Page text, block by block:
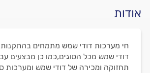
אודות
חי מערכות דודי שמש מתמחים בהתקנות
דודי שמש מכל הסוגים,כמו כן מבצעים
תחזוקה ומכירה של דודי שמש ומערכות